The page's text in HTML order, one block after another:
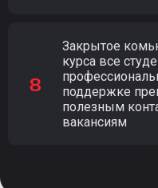
Закрытое
курса все
поддержке
полезным
вакансиям